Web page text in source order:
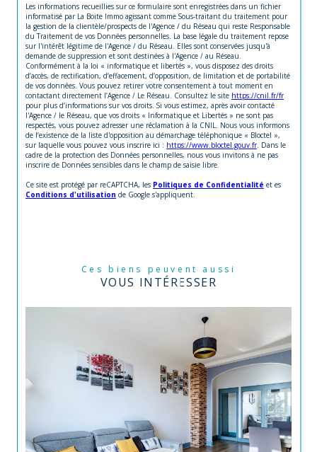
Les informations recueillies sur ce formulaire sont enregistrées dans un fichier
informatisé par La Boite Immo agissant comme Sous-traitant du traitement pour
la gestion de la clientèle/prospects de l'Agence / du Réseau qui reste Responsable
du Traitement de vos Données personnelles. La base légale du traitement repose
sur l'intérêt légitime de l'Agence / du Réseau. Elles sont conservées jusqu'à
demande de suppression et sont destinées à l'Agence / au Réseau.
Conformément à la loi « informatique et libertés », vous disposez des droits
d’accès, de rectification, d’effacement, d’opposition, de limitation et de portabilité
de vos données. Vous pouvez retirer votre consentement à tout moment en
contactant directement l’Agence / Le Réseau. Consultez le site https://cnil.fr/fr
pour plus d’informations sur vos droits. Si vous estimez, après avoir contacté
l'Agence / le Réseau, que vos droits « Informatique et Libertés » ne sont pas
respectés, vous pouvez adresser une réclamation à la CNIL. Nous vous informons
de l’existence de la liste d'opposition au démarchage téléphonique « Bloctel »,
sur laquelle vous pouvez vous inscrire ici : https://www.bloctel.gouv.fr . Dans le
cadre de la protection des Données personnelles, nous vous invitons à ne pas
inscrire de Données sensibles dans le champ de saisie libre.
Ce site est protégé par reCAPTCHA, les Politiques de Confidentialité et es
Conditions d'utilisation de Google s'appliquent.
Ces biens peuvent aussi
VOUS INTÉRESSER